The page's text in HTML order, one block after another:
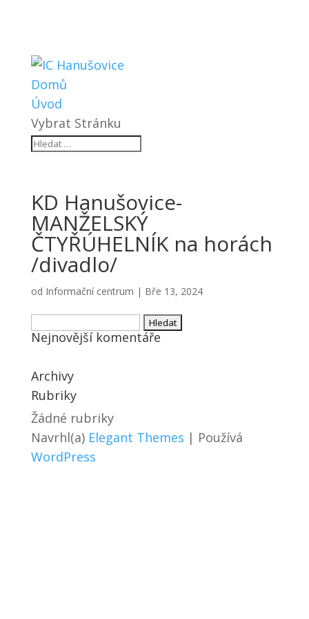
Domů
Úvod
Vybrat Stránku
KD Hanušovice-
MANŽELSKÝ
ČTYŘÚHELNÍK na horách
/divadlo/
od Informační centrum | Bře 13, 2024
Vyhledávání
Nejnovější komentáře
Archivy
Rubriky
Žádné rubriky
Navrhl(a) Elegant Themes | Používá
WordPress